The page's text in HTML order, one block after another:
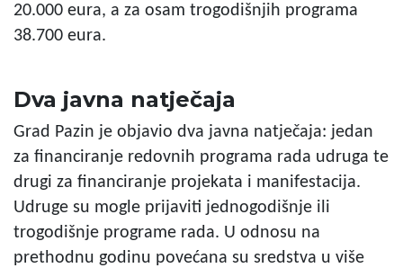
20.000 eura, a za osam trogodišnjih programa
38.700 eura.
Dva javna natječaja
Grad Pazin je objavio dva javna natječaja: jedan
za financiranje redovnih programa rada udruga te
drugi za financiranje projekata i manifestacija.
Udruge su mogle prijaviti jednogodišnje ili
trogodišnje programe rada. U odnosu na
prethodnu godinu povećana su sredstva u više